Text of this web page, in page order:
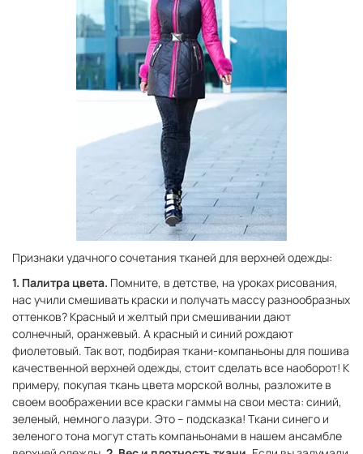
Признаки удачного сочетания тканей для верхней одежды:
1. Палитра цвета. Помните, в детстве, на уроках рисования,
нас учили смешивать краски и получать массу разнообразных
оттенков? Красный и желтый при смешивании дают
солнечный, оранжевый. А красный и синий рождают
фиолетовый. Так вот, подбирая ткани-компаньоны для пошива
качественной верхней одежды, стоит сделать все наоборот! К
примеру, покупая ткань цвета морской волны, разложите в
своем воображении все краски гаммы на свои места: синий,
зеленый, немного лазури. Это – подсказка! Ткани синего и
зеленого тона могут стать компаньонами в нашем ансамбле